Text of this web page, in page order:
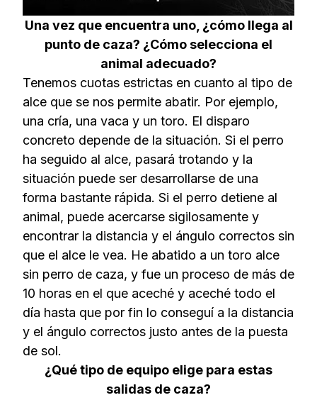
Una vez que encuentra uno, ¿cómo llega al
punto de caza? ¿Cómo selecciona el
animal adecuado?
Tenemos cuotas estrictas en cuanto al tipo de
alce que se nos permite abatir. Por ejemplo,
una cría, una vaca y un toro. El disparo
concreto depende de la situación. Si el perro
ha seguido al alce, pasará trotando y la
situación puede ser desarrollarse de una
forma bastante rápida. Si el perro detiene al
animal, puede acercarse sigilosamente y
encontrar la distancia y el ángulo correctos sin
que el alce le vea. He abatido a un toro alce
sin perro de caza, y fue un proceso de más de
10 horas en el que aceché y aceché todo el
día hasta que por fin lo conseguí a la distancia
y el ángulo correctos justo antes de la puesta
de sol.
¿Qué tipo de equipo elige para estas
salidas de caza?